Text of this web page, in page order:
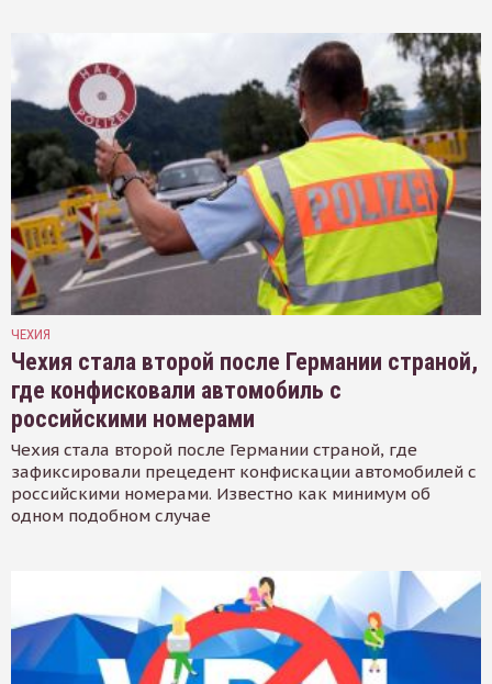
ЧЕХИЯ
Чехия стала второй после Германии страной,
где конфисковали автомобиль с
российскими номерами
Чехия стала второй после Германии страной, где
зафиксировали прецедент конфискации автомобилей с
российскими номерами. Известно как минимум об
одном подобном случае